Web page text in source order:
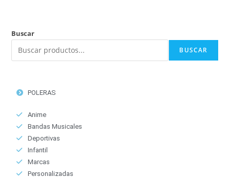
Buscar
BUSCAR
POLERAS
Anime
Bandas Musicales
Deportivas
Infantil
Marcas
Personalizadas